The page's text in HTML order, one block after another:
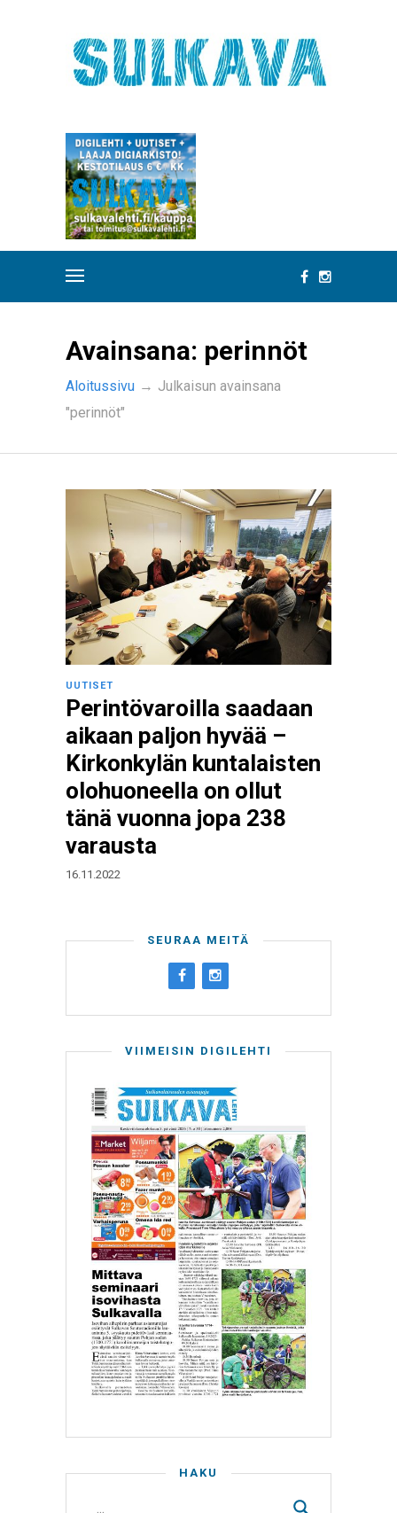
Avainsana: perinnöt
Aloitussivu → Julkaisun avainsana
"perinnöt"
UUTISET
Perintövaroilla saadaan
aikaan paljon hyvää –
Kirkonkylän kuntalaisten
olohuoneella on ollut
tänä vuonna jopa 238
varausta
16.11.2022
SEURAA MEITÄ
VIIMEISIN DIGILEHTI
HAKU